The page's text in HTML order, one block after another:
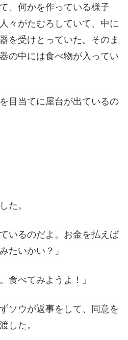
、何かを作っている様子
々がたむろしていて、中に
を受けとっていた。そのま
の中には食べ物が入ってい
目当てに屋台が出ているの
た。
いるのだよ。お金を払えば
たいかい？」
食べてみようよ！」
ソウが返事をして、同意を
した。